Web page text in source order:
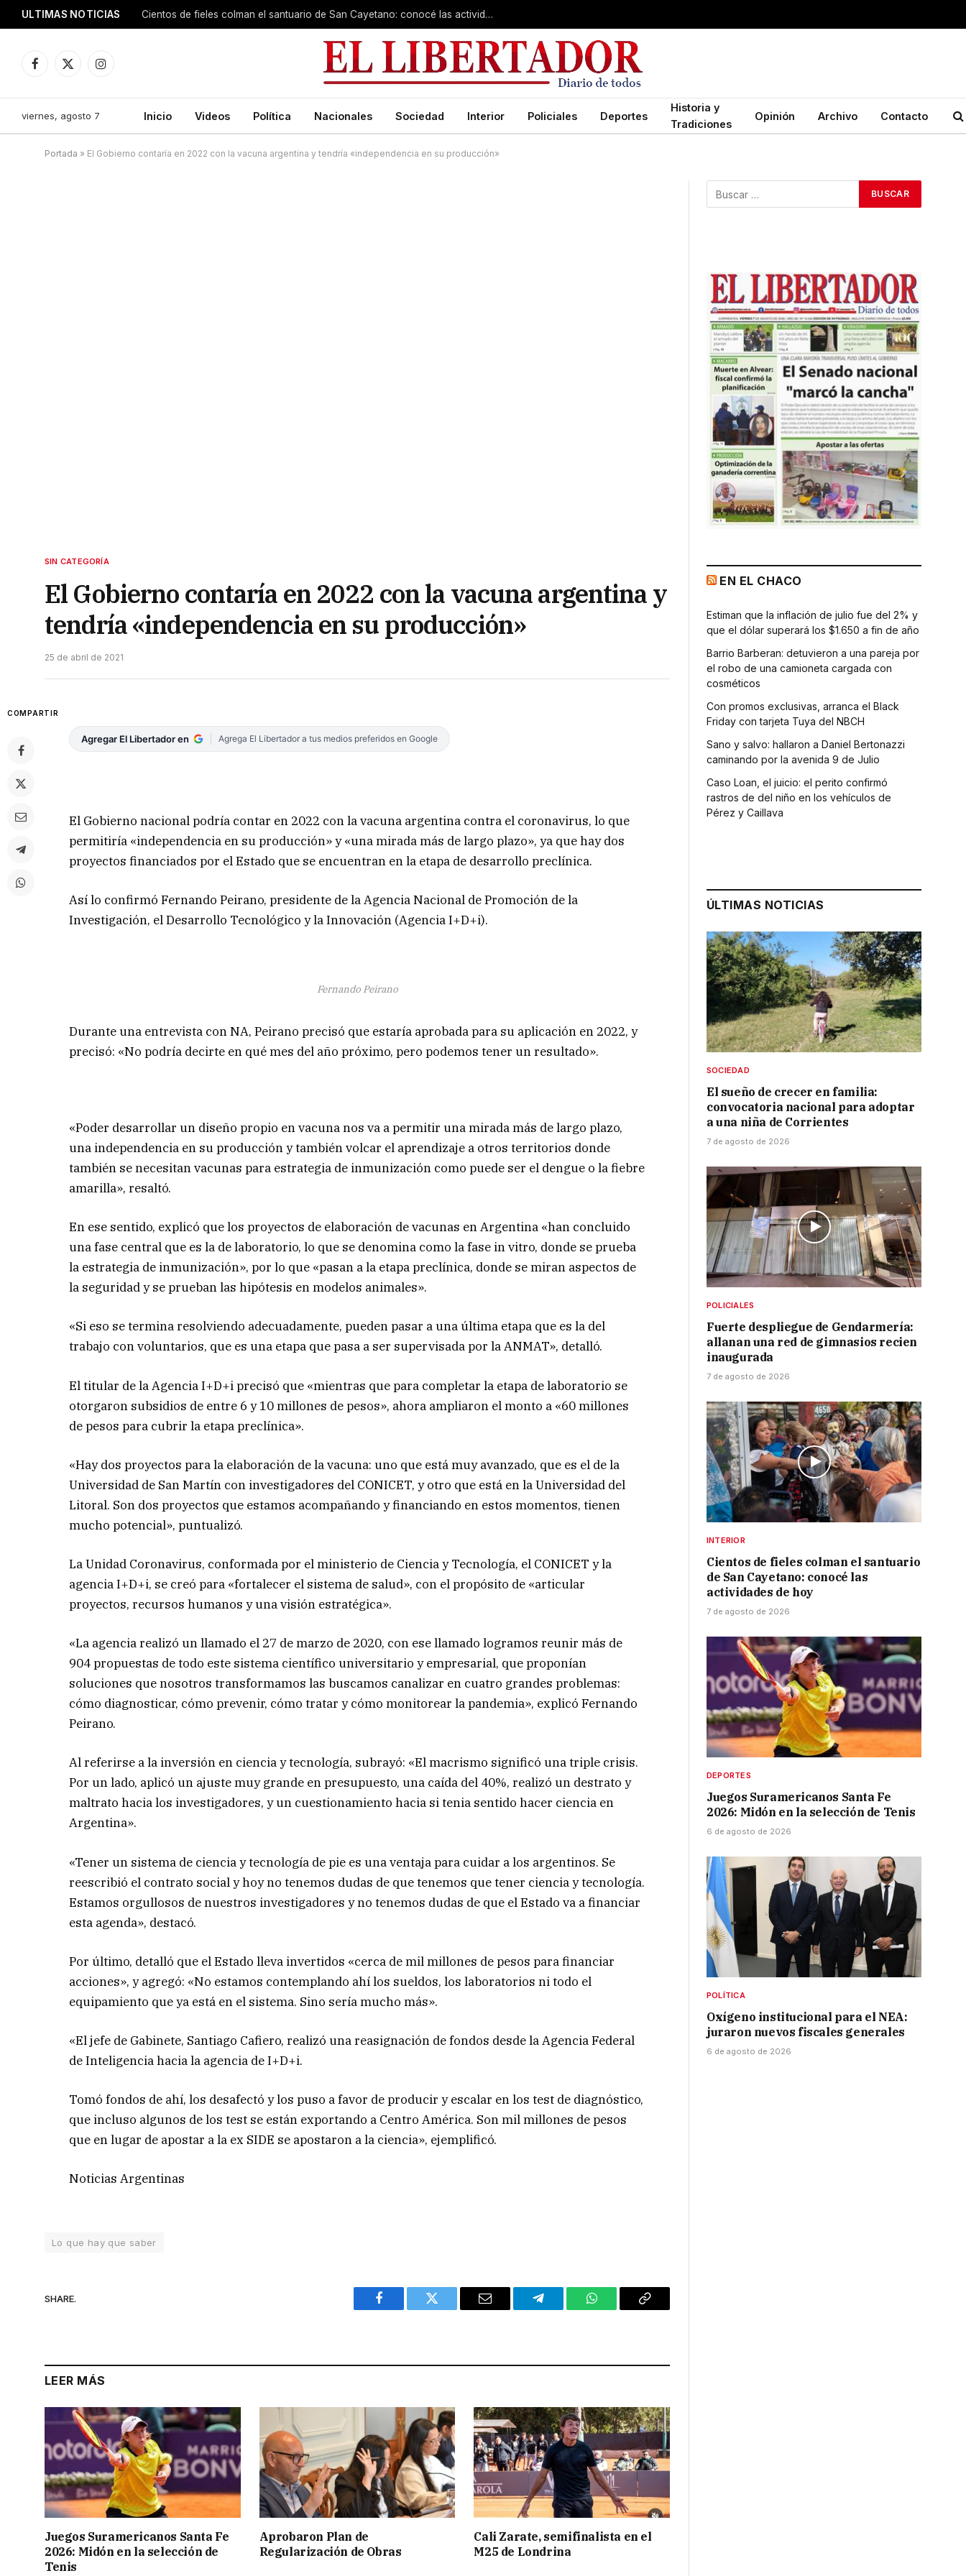
ULTIMAS NOTICIAS Cientos de fieles colman el santuario de San Cayetano: conocé las actividades de hoy
Facebook
X
Instagram
viernes, agosto 7 Inicio Videos Política Nacionales Sociedad Interior Policiales Deportes
Historia y
Tradiciones
Opinión Archivo Contacto
Portada » El Gobierno contaría en 2022 con la vacuna argentina y tendría «independencia en su producción»
SIN CATEGORÍA
El Gobierno contaría en 2022 con la vacuna argentina y
tendría «independencia en su producción»
25 de abril de 2021
COMPARTIR
Agregar El Libertador en Agrega El Libertador a tus medios preferidos en Google
El Gobierno nacional podría contar en 2022 con la vacuna argentina contra el coronavirus, lo que
permitiría «independencia en su producción» y «una mirada más de largo plazo», ya que hay dos
proyectos financiados por el Estado que se encuentran en la etapa de desarrollo preclínica.
Así lo confirmó Fernando Peirano, presidente de la Agencia Nacional de Promoción de la
Investigación, el Desarrollo Tecnológico y la Innovación (Agencia I+D+i).
Fernando Peirano
Durante una entrevista con NA, Peirano precisó que estaría aprobada para su aplicación en 2022, y
precisó: «No podría decirte en qué mes del año próximo, pero podemos tener un resultado».
«Poder desarrollar un diseño propio en vacuna nos va a permitir una mirada más de largo plazo,
una independencia en su producción y también volcar el aprendizaje a otros territorios donde
también se necesitan vacunas para estrategia de inmunización como puede ser el dengue o la fiebre
amarilla», resaltó.
En ese sentido, explicó que los proyectos de elaboración de vacunas en Argentina «han concluido
una fase central que es la de laboratorio, lo que se denomina como la fase in vitro, donde se prueba
la estrategia de inmunización», por lo que «pasan a la etapa preclínica, donde se miran aspectos de
la seguridad y se prueban las hipótesis en modelos animales».
«Si eso se termina resolviendo adecuadamente, pueden pasar a una última etapa que es la del
trabajo con voluntarios, que es una etapa que pasa a ser supervisada por la ANMAT», detalló.
El titular de la Agencia I+D+i precisó que «mientras que para completar la etapa de laboratorio se
otorgaron subsidios de entre 6 y 10 millones de pesos», ahora ampliaron el monto a «60 millones
de pesos para cubrir la etapa preclínica».
«Hay dos proyectos para la elaboración de la vacuna: uno que está muy avanzado, que es el de la
Universidad de San Martín con investigadores del CONICET, y otro que está en la Universidad del
Litoral. Son dos proyectos que estamos acompañando y financiando en estos momentos, tienen
mucho potencial», puntualizó.
La Unidad Coronavirus, conformada por el ministerio de Ciencia y Tecnología, el CONICET y la
agencia I+D+i, se creó para «fortalecer el sistema de salud», con el propósito de «articular
proyectos, recursos humanos y una visión estratégica».
«La agencia realizó un llamado el 27 de marzo de 2020, con ese llamado logramos reunir más de
904 propuestas de todo este sistema científico universitario y empresarial, que proponían
soluciones que nosotros transformamos las buscamos canalizar en cuatro grandes problemas:
cómo diagnosticar, cómo prevenir, cómo tratar y cómo monitorear la pandemia», explicó Fernando
Peirano.
Al referirse a la inversión en ciencia y tecnología, subrayó: «El macrismo significó una triple crisis.
Por un lado, aplicó un ajuste muy grande en presupuesto, una caída del 40%, realizó un destrato y
maltrato hacia los investigadores, y un cuestionamiento hacia si tenia sentido hacer ciencia en
Argentina».
«Tener un sistema de ciencia y tecnología de pie es una ventaja para cuidar a los argentinos. Se
reescribió el contrato social y hoy no tenemos dudas de que tenemos que tener ciencia y tecnología.
Estamos orgullosos de nuestros investigadores y no tenemos dudas de que el Estado va a financiar
esta agenda», destacó.
Por último, detalló que el Estado lleva invertidos «cerca de mil millones de pesos para financiar
acciones», y agregó: «No estamos contemplando ahí los sueldos, los laboratorios ni todo el
equipamiento que ya está en el sistema. Sino sería mucho más».
«El jefe de Gabinete, Santiago Cafiero, realizó una reasignación de fondos desde la Agencia Federal
de Inteligencia hacia la agencia de I+D+i.
Tomó fondos de ahí, los desafectó y los puso a favor de producir y escalar en los test de diagnóstico,
que incluso algunos de los test se están exportando a Centro América. Son mil millones de pesos
que en lugar de apostar a la ex SIDE se apostaron a la ciencia», ejemplificó.
Noticias Argentinas
Lo que hay que saber
SHARE.
Facebook Twitter Email Telegram WhatsAppCopy
LEER MÁS
Juegos Suramericanos Santa Fe
2026: Midón en la selección de
Tenis
Aprobaron Plan de
Regularización de Obras
Cali Zarate, semifinalista en el
M25 de Londrina
EN EL CHACO
Estiman que la inflación de julio fue del 2% y
que el dólar superará los $1.650 a fin de año
Barrio Barberan: detuvieron a una pareja por
el robo de una camioneta cargada con
cosméticos
Con promos exclusivas, arranca el Black
Friday con tarjeta Tuya del NBCH
Sano y salvo: hallaron a Daniel Bertonazzi
caminando por la avenida 9 de Julio
Caso Loan, el juicio: el perito confirmó
rastros de del niño en los vehículos de
Pérez y Caillava
ÚLTIMAS NOTICIAS
SOCIEDAD
El sueño de crecer en familia:
convocatoria nacional para adoptar
a una niña de Corrientes
7 de agosto de 2026
POLICIALES
Fuerte despliegue de Gendarmería:
allanan una red de gimnasios recien
inaugurada
7 de agosto de 2026
INTERIOR
Cientos de fieles colman el santuario
de San Cayetano: conocé las
actividades de hoy
7 de agosto de 2026
DEPORTES
Juegos Suramericanos Santa Fe
2026: Midón en la selección de Tenis
6 de agosto de 2026
POLÍTICA
Oxígeno institucional para el NEA:
juraron nuevos fiscales generales
6 de agosto de 2026